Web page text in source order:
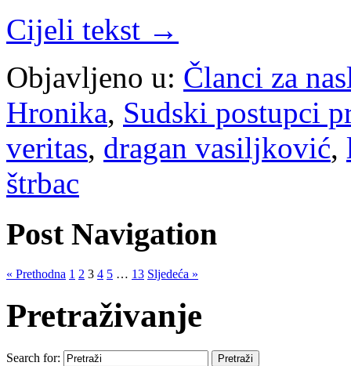
Cijeli tekst →
Objavljeno u: Članci za
Hronika, Sudski postupci
veritas, dragan vasiljković,
štrbac
Post Navigation
« Prethodna 1 2 3 4 5 … 13 Sljedeća »
Pretraživanje
Search for: